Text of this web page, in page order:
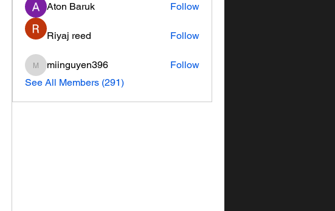
Aton Baruk
Follow
Riyaj reed Follow
miinguyen396
miinguyen396
Follow
See All Members (291)